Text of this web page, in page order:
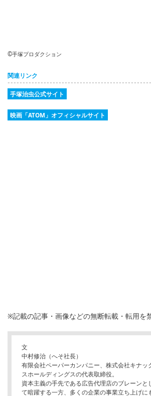
©手塚プロダクション
関連リンク
手塚治虫公式サイト
映画「ATOM」オフィシャルサイト
※記載の記事・画像などの無断転載・転用を
文
中村修治（へそ社長）
有限会社ペーパーカンパニー、株式会社キナッ
スホールディングスの代表取締役。
資本主義の手先である広告代理店のブレーンと
て暗躍する一方、多くの企業の事業立ち上げに